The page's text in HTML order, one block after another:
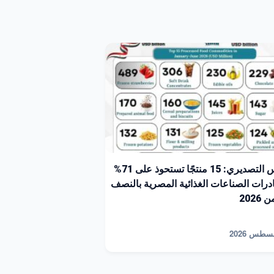
المجلس التصديري: 15 منتجًا تستحوذ على 71%
الصناعات الغذائية المصرية بالنصف